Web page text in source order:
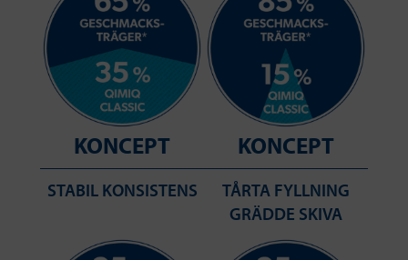
KONCEPT
STABIL KONSISTENS
KONCEPT
TÅRTA FYLLNING
GRÄDDE SKIVA